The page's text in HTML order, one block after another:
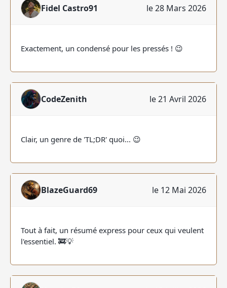
Fidel Castro91 le 28 Mars 2026
Exactement, un condensé pour les pressés ! 😉
CodeZenith le 21 Avril 2026
Clair, un genre de 'TL;DR' quoi... 😉
BlazeGuard69 le 12 Mai 2026
Tout à fait, un résumé express pour ceux qui veulent
l'essentiel. 🚒💡